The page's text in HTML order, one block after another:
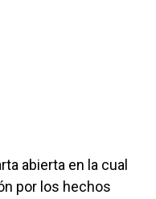
abierta en la cual
por los hechos